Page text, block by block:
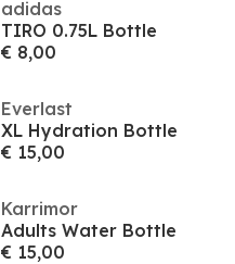
adidas
TIRO 0.75L Bottle
€ 8,00
Everlast
XL Hydration Bottle
€ 15,00
Karrimor
Adults Water Bottle
€ 15,00